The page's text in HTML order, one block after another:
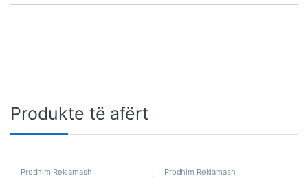
Produkte të afërt
Prodhim Reklamash Prodhim Reklamash